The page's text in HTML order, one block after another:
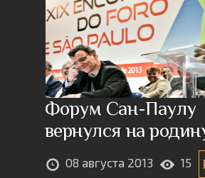
Форум Сан-Паулу
вернулся на
08 августа 2013 15